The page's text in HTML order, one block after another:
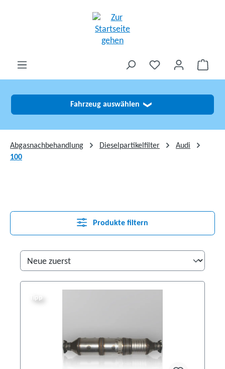
Fahrzeug auswählen ❯
Abgasnachbehandlung Dieselpartikelfilter
Audi
100
Produkte filtern
Tipp